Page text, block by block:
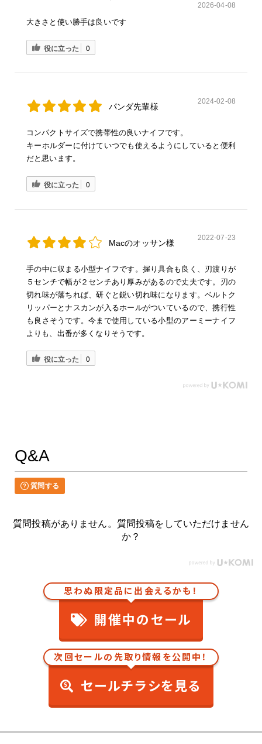
2026-04-08
大きさと使い勝手は良いです
役に立った 0
パンダ先輩様
2024-02-08
コンパクトサイズで携帯性の良いナイフです。
キーホルダーに付けていつでも使えるようにしていると便利
だと思います。
役に立った 0
Macのオッサン様
2022-07-23
手の中に収まる小型ナイフです。握り具合も良く、刃渡りが
５センチで幅が２センチあり厚みがあるので丈夫です。刃の
切れ味が落ちれば、研ぐと鋭い切れ味になります。ベルトク
リッパーとナスカンが入るホールがついているので、携行性
も良さそうです。今まで使用している小型のアーミーナイフ
よりも、出番が多くなりそうです。
役に立った 0
Q&A
質問する
質問投稿がありません。質問投稿をしていただけません
か？
思わぬ限定品に出会えるかも！
開催中のセール
次回セールの先取り情報を公開中！
セールチラシを見る